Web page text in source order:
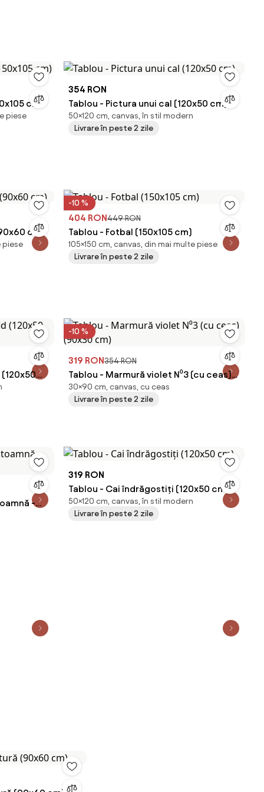
cm)
piese
354 RON
Tablou - Pictura unui cal (120x50 cm)
50×120 cm, canvas, în stil modern
Livrare în peste 2 zile
cm)
piese
-10 %
404 RON449 RON
Tablou - Fotbal (150x105 cm)
105×150 cm, canvas, din mai multe piese
Livrare în peste 2 zile
-10 %
319 RON354 RON
Tablou - Marmură violet N⁰3 (cu ceas)
(90x30 cm)
30×90 cm, canvas, cu ceas
Livrare în peste 2 zile
-
319 RON
Tablou - Cai îndrăgostiți (120x50 cm)
50×120 cm, canvas, în stil modern
Livrare în peste 2 zile